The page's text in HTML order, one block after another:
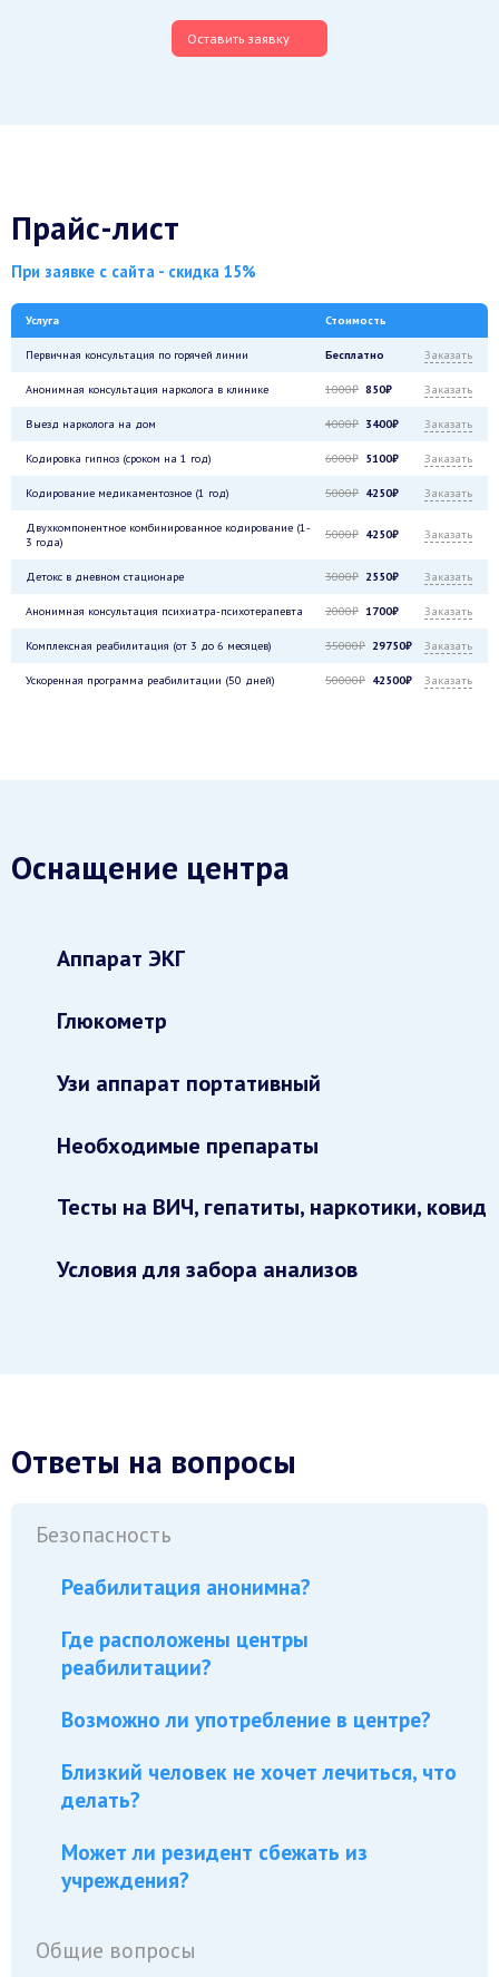
Оставить заявку
Прайс-лист
При заявке с сайта - скидка 15%
Услуга Стоимость
Первичная консультация по горячей линии Бесплатно Заказать
Анонимная консультация нарколога в клинике 1000₽ 850₽ Заказать
Выезд нарколога на дом 4000₽ 3400₽ Заказать
Кодировка гипноз (сроком на 1 год) 6000₽ 5100₽ Заказать
Кодирование медикаментозное (1 год) 5000₽ 4250₽ Заказать
Двухкомпонентное комбинированное кодирование (1-
3 года)
5000₽ 4250₽ Заказать
Детокс в дневном стационаре 3000₽ 2550₽ Заказать
Анонимная консультация психиатра-психотерапевта 2000₽ 1700₽ Заказать
Комплексная реабилитация (от 3 до 6 месяцев) 35000₽ 29750₽ Заказать
Ускоренная программа реабилитации (50 дней) 50000₽ 42500₽ Заказать
Оснащение центра
Аппарат ЭКГ
Глюкометр
Узи аппарат портативный
Необходимые препараты
Тесты на ВИЧ, гепатиты, наркотики, ковид
Условия для забора анализов
Ответы на вопросы
Безопасность
Реабилитация анонимна?
Где расположены центры
реабилитации?
Возможно ли употребление в центре?
Близкий человек не хочет лечиться, что
делать?
Может ли резидент сбежать из
учреждения?
Общие вопросы